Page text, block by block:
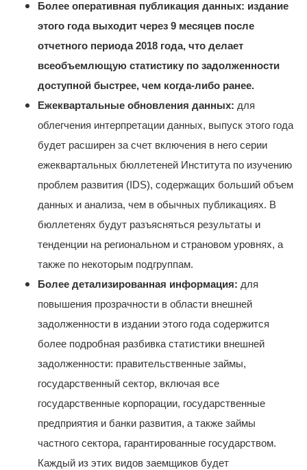
Более оперативная публикация данных: издание
этого года выходит через 9 месяцев после
отчетного периода 2018 года, что делает
всеобъемлющую статистику по задолженности
доступной быстрее, чем когда-либо ранее.
Ежеквартальные обновления данных: для
облегчения интерпретации данных, выпуск этого года
будет расширен за счет включения в него серии
ежеквартальных бюллетеней Института по изучению
проблем развития (IDS), содержащих больший объем
данных и анализа, чем в обычных публикациях. В
бюллетенях будут разъясняться результаты и
тенденции на региональном и страновом уровнях, а
также по некоторым подгруппам.
Более детализированная информация: для
повышения прозрачности в области внешней
задолженности в издании этого года содержится
более подробная разбивка статистики внешней
задолженности: правительственные займы,
государственный сектор, включая все
государственные корпорации, государственные
предприятия и банки развития, а также займы
частного сектора, гарантированные государством.
Каждый из этих видов заемщиков будет